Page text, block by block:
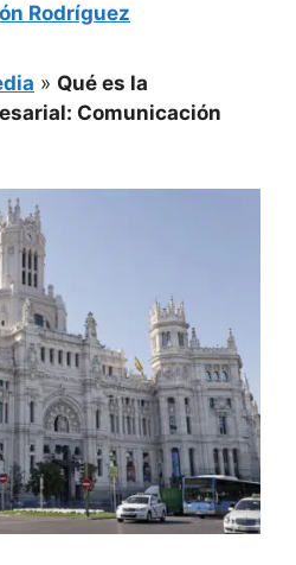
Rodríguez
» Qué es la
Comunicación